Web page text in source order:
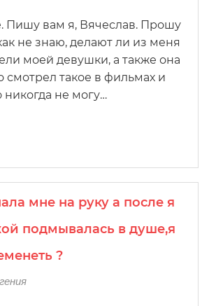
Пишу вам я, Вячеслав. Прошу
не знаю, делают ли из меня
моей девушки, а также она
смотрел такое в фильмах и
никогда не могу…
мне на руку а после я
подмывалась в душе,я
?